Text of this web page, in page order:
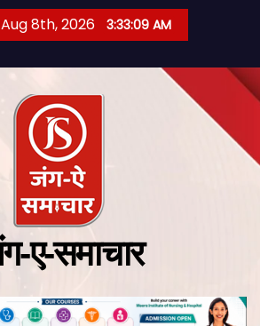
8th, 2026 3:33:10 AM
ए-समाचार